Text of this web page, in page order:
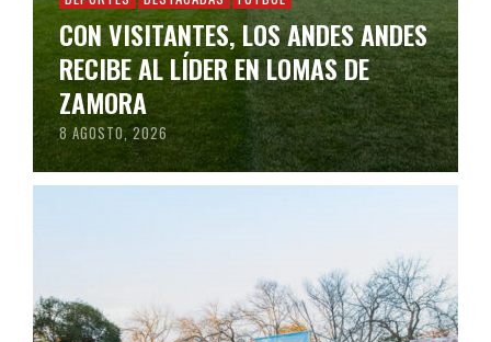
CON VISITANTES, LOS ANDES ANDES
RECIBE AL LÍDER EN LOMAS DE
ZAMORA
8 AGOSTO, 2026